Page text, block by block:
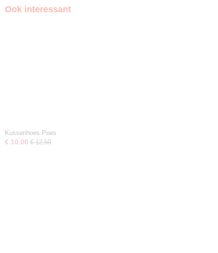
Ook interessant
Kussenhoes Poes
€ 10,00 € 12,50